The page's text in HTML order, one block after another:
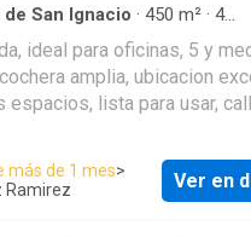
de alta calidad y
para disfrutar cada
área social con
para 8 personas, sala con
y aire acondicionado,
equipada con
microondas, utensilios y
San Ignacio · 450 m² · 4
Cuarto de servicio
·Terraza
ideal para oficinas, 5 y
amplia, ubicacion
espacios, lista para usar,
más de 1 mes>
Ramirez
Ver en